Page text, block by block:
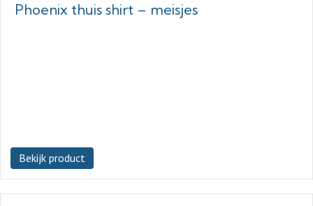
Phoenix thuis shirt – meisjes
Bekijk product